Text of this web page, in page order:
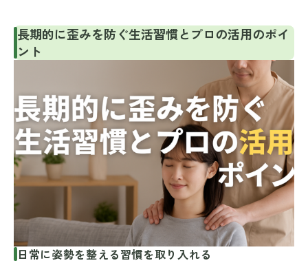
長期的に歪みを防ぐ生活習慣とプロの活用のポイ
ント
日常に姿勢を整える習慣を取り入れる